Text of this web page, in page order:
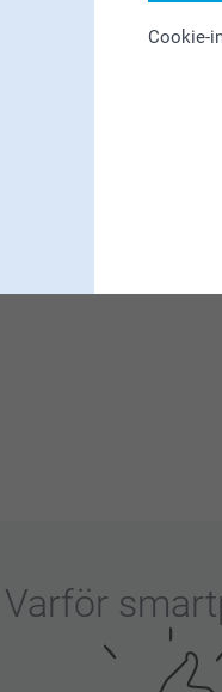
Cookie-
Varför